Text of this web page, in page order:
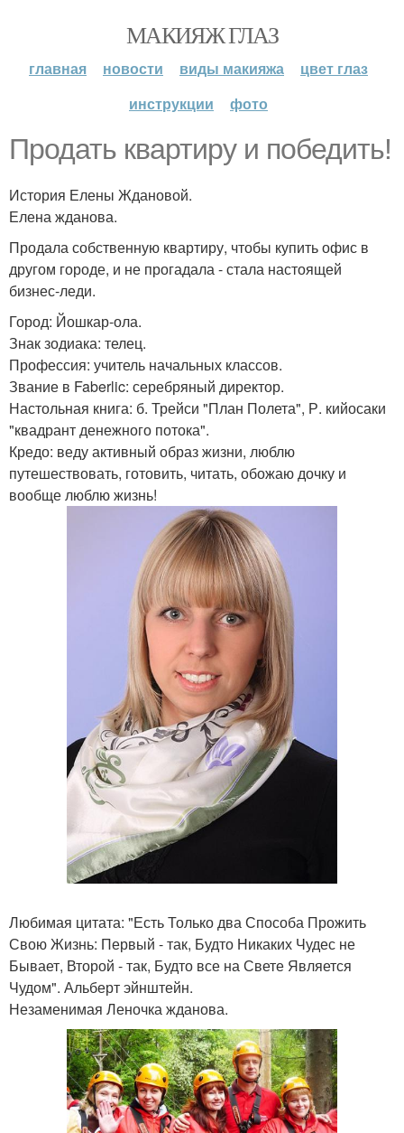
МАКИЯЖ ГЛАЗ
главная новости виды макияжа
цвет глаз
инструкции
фото
Продать квартиру и победить!
История Елены Ждановой.
Елена жданова.
Продала собственную квартиру, чтобы купить офис в
другом городе, и не прогадала - стала настоящей
бизнес-леди.
Город: Йошкар-ола.
Знак зодиака: телец.
Профессия: учитель начальных классов.
Звание в Faberlic: серебряный директор.
Настольная книга: б. Трейси "План Полета", Р. кийосаки
"квадрант денежного потока".
Кредо: веду активный образ жизни, люблю
путешествовать, готовить, читать, обожаю дочку и
вообще люблю жизнь!
Любимая цитата: "Есть Только два Способа Прожить
Свою Жизнь: Первый - так, Будто Никаких Чудес не
Бывает, Второй - так, Будто все на Свете Является
Чудом". Альберт эйнштейн.
Незаменимая Леночка жданова.